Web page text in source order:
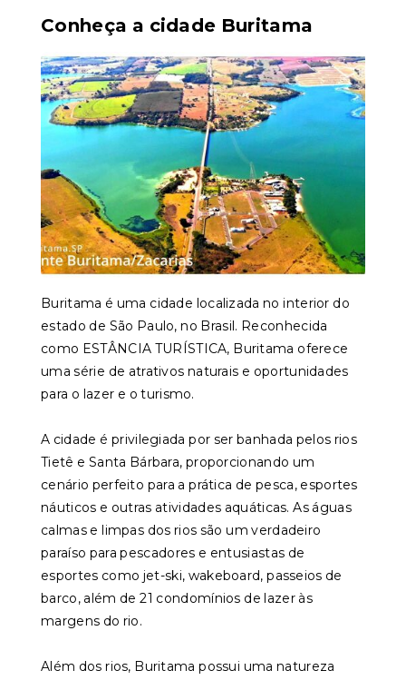
Conheça a cidade Buritama
Buritama é uma cidade localizada no interior do
estado de São Paulo, no Brasil. Reconhecida
como ESTÂNCIA TURÍSTICA, Buritama oferece
uma série de atrativos naturais e oportunidades
para o lazer e o turismo.
A cidade é privilegiada por ser banhada pelos rios
Tietê e Santa Bárbara, proporcionando um
cenário perfeito para a prática de pesca, esportes
náuticos e outras atividades aquáticas. As águas
calmas e limpas dos rios são um verdadeiro
paraíso para pescadores e entusiastas de
esportes como jet-ski, wakeboard, passeios de
barco, além de 21 condomínios de lazer às
margens do rio.
Além dos rios, Buritama possui uma natureza